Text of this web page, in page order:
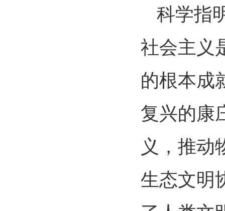
科学指
社会主义
的根本成
复兴的康
义，推动
生态文明